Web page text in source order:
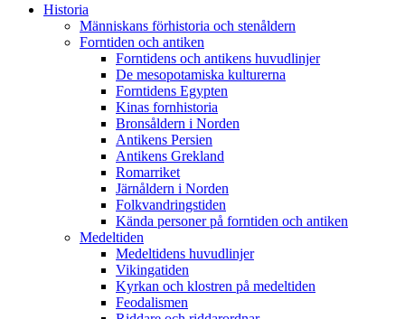
Historia
Människans förhistoria och stenåldern
Forntiden och antiken
Forntidens och antikens huvudlinjer
De mesopotamiska kulturerna
Forntidens Egypten
Kinas fornhistoria
Bronsåldern i Norden
Antikens Persien
Antikens Grekland
Romarriket
Järnåldern i Norden
Folkvandringstiden
Kända personer på forntiden och antiken
Medeltiden
Medeltidens huvudlinjer
Vikingatiden
Kyrkan och klostren på medeltiden
Feodalismen